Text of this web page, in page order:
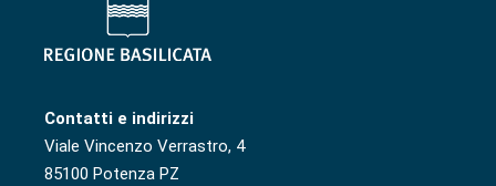
Contatti e indirizzi
Viale Vincenzo Verrastro, 4
85100 Potenza PZ